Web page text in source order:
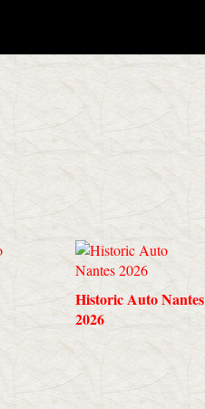
Historic Auto Nantes
2026